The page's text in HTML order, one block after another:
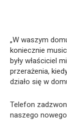
„W waszym
koniecznie
były właściciel
przerażenia,
działo się w
Telefon
naszego